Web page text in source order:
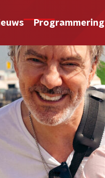
Programmering